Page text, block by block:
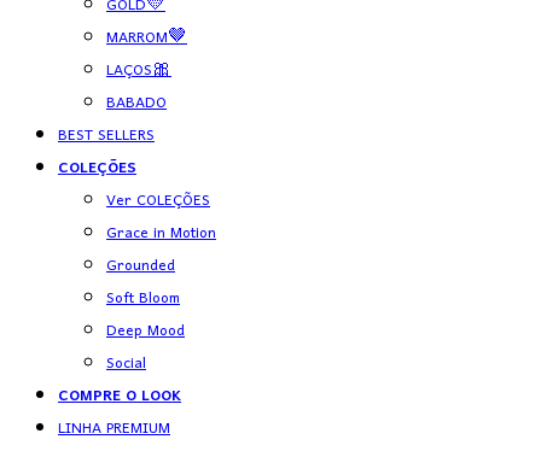
MARROM🤎
LAÇOS🎀
BABADO
BEST SELLERS
COLEÇÕES
Ver COLEÇÕES
Grace in Motion
Grounded
Soft Bloom
Deep Mood
Social
COMPRE O LOOK
LINHA PREMIUM